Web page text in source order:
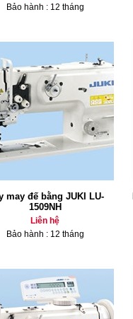
Bảo hành : 12 tháng
may đế bằng JUKI LU-
1509NH
Liên hệ
Bảo hành : 12 tháng